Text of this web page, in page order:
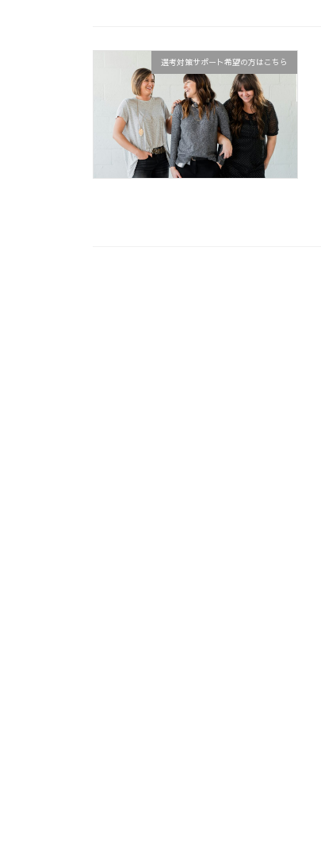
選考対策サポート希望の方はこちら